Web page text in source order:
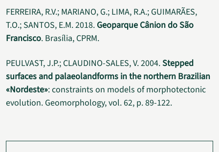
FERREIRA, R.V.; MARIANO, G.; LIMA, R.A.; GUIMARÃES,
T.O.; SANTOS, E.M. 2018. Geoparque Cânion do São
Francisco. Brasília, CPRM.
PEULVAST, J.P.; CLAUDINO-SALES, V. 2004. Stepped
surfaces and palaeolandforms in the northern Brazilian
«Nordeste»: constraints on models of morphotectonic
evolution. Geomorphology, vol. 62, p. 89-122.